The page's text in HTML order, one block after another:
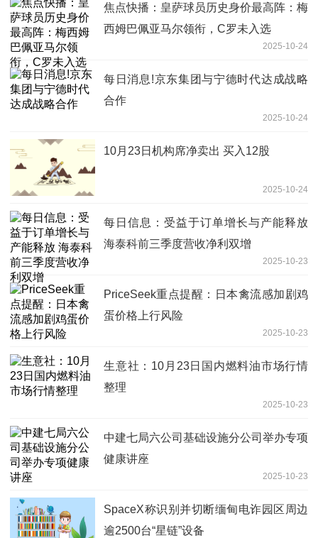
焦点快播：皇萨球员历史身价最高阵：梅
西姆巴佩亚马尔领衔，C罗未入选
2025-10-24
每日消息!京东集团与宁德时代达成战略
合作
2025-10-24
10月23日机构席净卖出 买入12股
2025-10-24
每日信息：受益于订单增长与产能释放
海泰科前三季度营收净利双增
2025-10-23
PriceSeek重点提醒：日本禽流感加剧鸡
蛋价格上行风险
2025-10-23
生意社：10月23日国内燃料油市场行情
整理
2025-10-23
中建七局六公司基础设施分公司举办专项
健康讲座
2025-10-23
SpaceX称识别并切断缅甸电诈园区周边
逾2500台“星链”设备